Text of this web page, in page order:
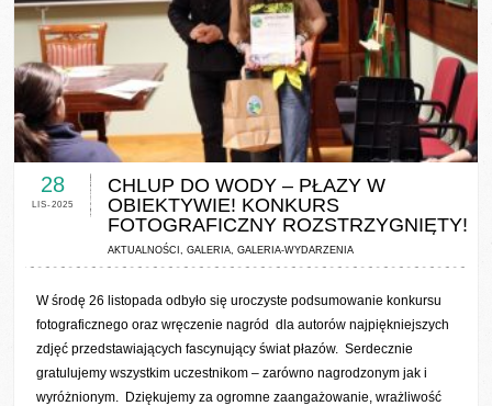
0 COMMENTS / 0 VOTES
28
LIS-2025
CHLUP DO WODY – PŁAZY W
OBIEKTYWIE! KONKURS
FOTOGRAFICZNY ROZSTRZYGNIĘTY!
AKTUALNOŚCI ,GALERIA ,GALERIA-WYDARZENIA
W środę 26 listopada odbyło się uroczyste podsumowanie konkursu
fotograficznego oraz wręczenie nagród dla autorów najpiękniejszych
zdjęć przedstawiających fascynujący świat płazów. Serdecznie
gratulujemy wszystkim uczestnikom – zarówno nagrodzonym jak i
wyróżnionym. Dziękujemy za ogromne zaangażowanie, wrażliwość